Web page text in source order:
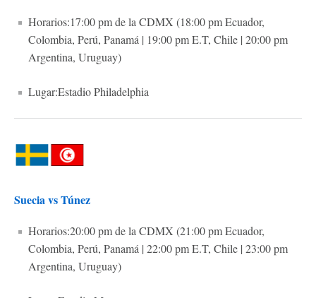
Horarios:17:00 pm de la CDMX (18:00 pm Ecuador,
Colombia, Perú, Panamá | 19:00 pm E.T, Chile | 20:00 pm
Argentina, Uruguay)
Lugar:Estadio Philadelphia
Suecia vs Túnez
Horarios:20:00 pm de la CDMX (21:00 pm Ecuador,
Colombia, Perú, Panamá | 22:00 pm E.T, Chile | 23:00 pm
Argentina, Uruguay)